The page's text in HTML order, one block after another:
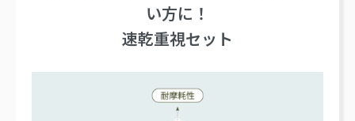
い方に！
速乾重視セット